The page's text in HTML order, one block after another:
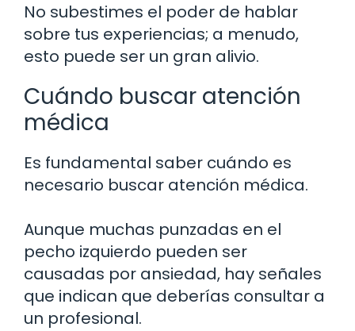
No subestimes el poder de hablar
sobre tus experiencias; a menudo,
esto puede ser un gran alivio.
Cuándo buscar atención
médica
Es fundamental saber cuándo es
necesario buscar atención médica.
Aunque muchas punzadas en el
pecho izquierdo pueden ser
causadas por ansiedad, hay señales
que indican que deberías consultar a
un profesional.